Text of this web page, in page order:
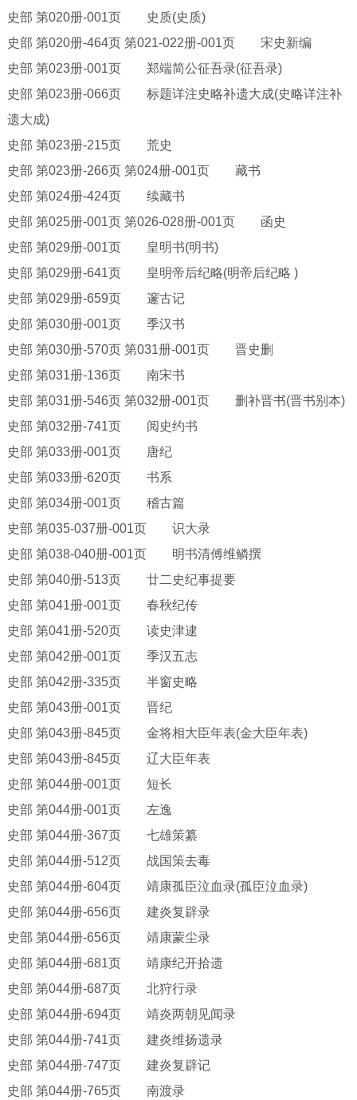
史部 第020册-001页 史质(史质)
史部 第020册-464页 第021-022册-001页 宋史新编
史部 第023册-001页 郑端简公征吾录(征吾录)
史部 第023册-066页 标题详注史略补遗大成(史略详注补
遗大成)
史部 第023册-215页 荒史
史部 第023册-266页 第024册-001页 藏书
史部 第024册-424页 续藏书
史部 第025册-001页 第026-028册-001页 函史
史部 第029册-001页 皇明书(明书)
史部 第029册-641页 皇明帝后纪略(明帝后纪略 )
史部 第029册-659页 邃古记
史部 第030册-001页 季汉书
史部 第030册-570页 第031册-001页 晋史删
史部 第031册-136页 南宋书
史部 第031册-546页 第032册-001页 删补晋书(晋书别本)
史部 第032册-741页 阅史约书
史部 第033册-001页 唐纪
史部 第033册-620页 书系
史部 第034册-001页 稽古篇
史部 第035-037册-001页 识大录
史部 第038-040册-001页 明书清傅维鳞撰
史部 第040册-513页 廿二史纪事提要
史部 第041册-001页 春秋纪传
史部 第041册-520页 读史津逮
史部 第042册-001页 季汉五志
史部 第042册-335页 半窗史略
史部 第043册-001页 晋纪
史部 第043册-845页 金将相大臣年表(金大臣年表)
史部 第043册-845页 辽大臣年表
史部 第044册-001页 短长
史部 第044册-001页 左逸
史部 第044册-367页 七雄策纂
史部 第044册-512页 战国策去毒
史部 第044册-604页 靖康孤臣泣血录(孤臣泣血录)
史部 第044册-656页 建炎复辟录
史部 第044册-656页 靖康蒙尘录
史部 第044册-681页 靖康纪开拾遗
史部 第044册-687页 北狩行录
史部 第044册-694页 靖炎两朝见闻录
史部 第044册-741页 建炎维扬遗录
史部 第044册-747页 建炎复辟记
史部 第044册-765页 南渡录